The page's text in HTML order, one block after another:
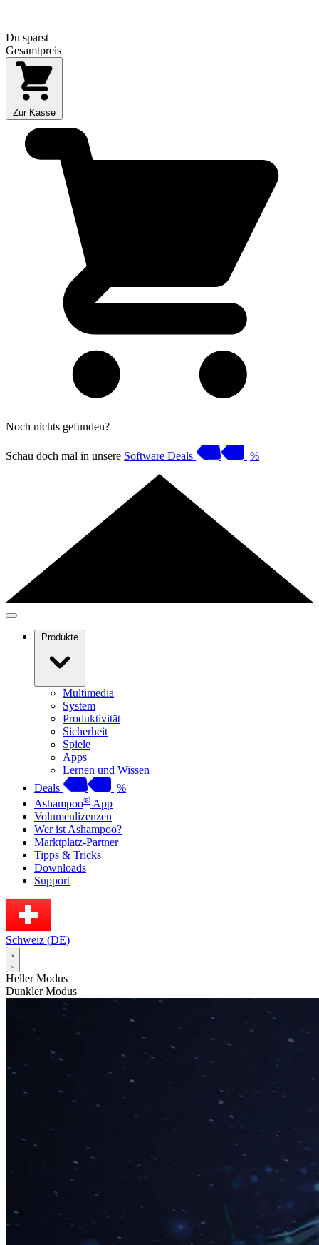
Du sparst
Gesamtpreis
Zur Kasse
Noch nichts gefunden?
Schau doch mal in unsere Software Deals %
Produkte
Multimedia
System
Produktivität
Sicherheit
Spiele
Apps
Lernen und Wissen
Deals
%
Ashampoo® App
Volumenlizenzen
Wer ist Ashampoo?
Marktplatz-Partner
Tipps & Tricks
Downloads
Support
Schweiz (DE)
Heller Modus
Dunkler Modus